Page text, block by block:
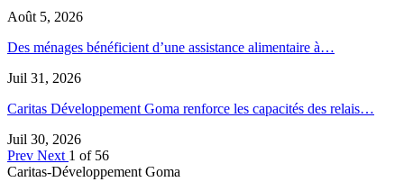
Août 5, 2026
Des ménages bénéficient d’une assistance alimentaire à…
Juil 31, 2026
Caritas Développement Goma renforce les capacités des relais…
Juil 30, 2026
Prev Next 1 of 56
Caritas-Développement Goma